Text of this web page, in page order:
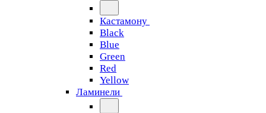
Кастамону
Black
Blue
Green
Red
Yellow
Ламинели